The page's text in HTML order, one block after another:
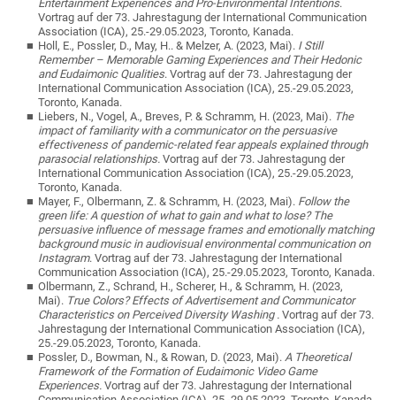
Entertainment Experiences and Pro-Environmental Intentions.
Vortrag auf der 73. Jahrestagung der International Communication
Association (ICA), 25.-29.05.2023, Toronto, Kanada.
Holl, E., Possler, D., May, H.. & Melzer, A. (2023, Mai). I Still
Remember – Memorable Gaming Experiences and Their Hedonic
and Eudaimonic Qualities. Vortrag auf der 73. Jahrestagung der
International Communication Association (ICA), 25.-29.05.2023,
Toronto, Kanada.
Liebers, N., Vogel, A., Breves, P. & Schramm, H. (2023, Mai). The
impact of familiarity with a communicator on the persuasive
effectiveness of pandemic-related fear appeals explained through
parasocial relationships. Vortrag auf der 73. Jahrestagung der
International Communication Association (ICA), 25.-29.05.2023,
Toronto, Kanada.
Mayer, F., Olbermann, Z. & Schramm, H. (2023, Mai). Follow the
green life: A question of what to gain and what to lose? The
persuasive influence of message frames and emotionally matching
background music in audiovisual environmental communication on
Instagram. Vortrag auf der 73. Jahrestagung der International
Communication Association (ICA), 25.-29.05.2023, Toronto, Kanada.
Olbermann, Z., Schrand, H., Scherer, H., & Schramm, H. (2023,
Mai). True Colors? Effects of Advertisement and Communicator
Characteristics on Perceived Diversity Washing . Vortrag auf der 73.
Jahrestagung der International Communication Association (ICA),
25.-29.05.2023, Toronto, Kanada.
Possler, D., Bowman, N., & Rowan, D. (2023, Mai). A Theoretical
Framework of the Formation of Eudaimonic Video Game
Experiences. Vortrag auf der 73. Jahrestagung der International